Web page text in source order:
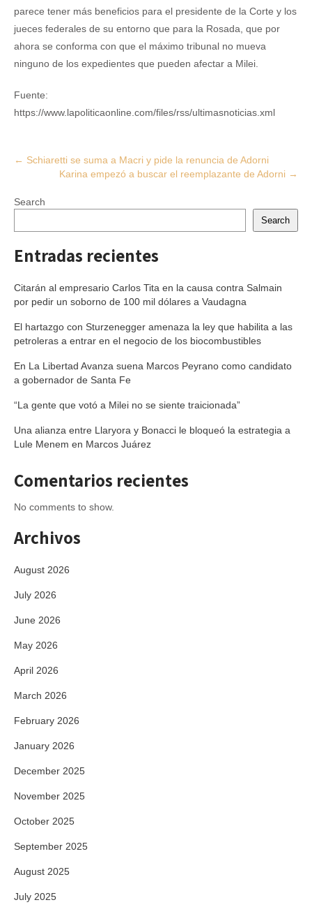
parece tener más beneficios para el presidente de la Corte y los
jueces federales de su entorno que para la Rosada, que por
ahora se conforma con que el máximo tribunal no mueva
ninguno de los expedientes que pueden afectar a Milei.
Fuente:
https://www.lapoliticaonline.com/files/rss/ultimasnoticias.xml
Post
navigation
← Schiaretti se suma a Macri y pide la renuncia de Adorni
Karina empezó a buscar el reemplazante de Adorni →
Search
Search
Entradas recientes
Citarán al empresario Carlos Tita en la causa contra Salmain
por pedir un soborno de 100 mil dólares a Vaudagna
El hartazgo con Sturzenegger amenaza la ley que habilita a las
petroleras a entrar en el negocio de los biocombustibles
En La Libertad Avanza suena Marcos Peyrano como candidato
a gobernador de Santa Fe
“La gente que votó a Milei no se siente traicionada”
Una alianza entre Llaryora y Bonacci le bloqueó la estrategia a
Lule Menem en Marcos Juárez
Comentarios recientes
No comments to show.
Archivos
August 2026
July 2026
June 2026
May 2026
April 2026
March 2026
February 2026
January 2026
December 2025
November 2025
October 2025
September 2025
August 2025
July 2025